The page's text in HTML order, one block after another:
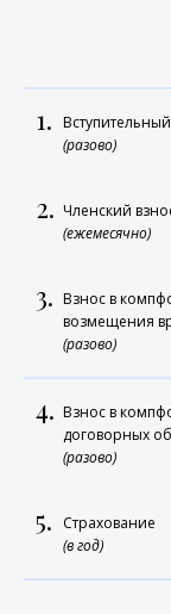
1.
(разово)
2. Членский
(ежемесячно)
3. Взнос в
возмещения
(разово)
4. Взнос в
договорных
(разово)
5.
Страхование
(в год)